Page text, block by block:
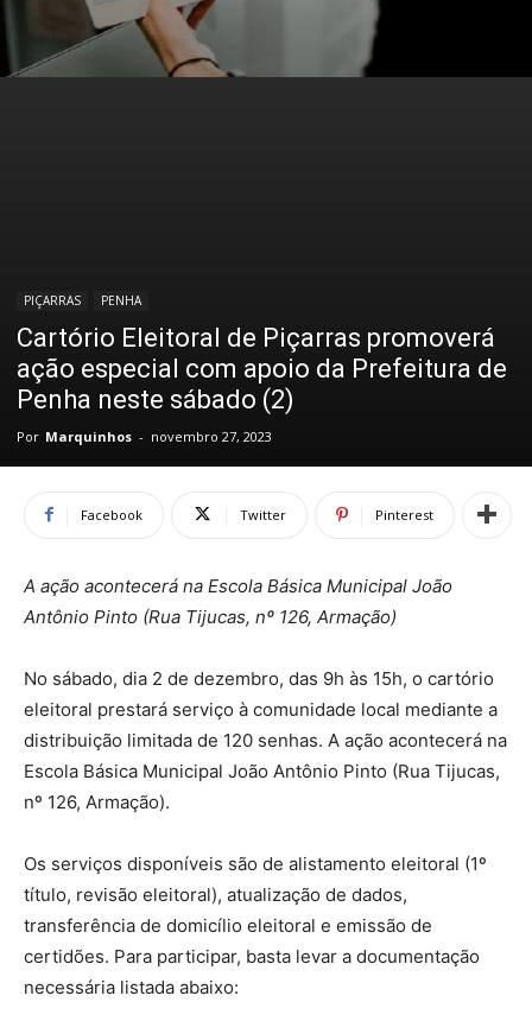
PIÇARRAS PENHA
Cartório Eleitoral de Piçarras promoverá
ação especial com apoio da Prefeitura de
Penha neste sábado (2)
Por Marquinhos - novembro 27, 2023
Facebook Twitter Pinterest
A ação acontecerá na Escola Básica Municipal João
Antônio Pinto (Rua Tijucas, nº 126, Armação)
No sábado, dia 2 de dezembro, das 9h às 15h, o cartório
eleitoral prestará serviço à comunidade local mediante a
distribuição limitada de 120 senhas. A ação acontecerá na
Escola Básica Municipal João Antônio Pinto (Rua Tijucas,
nº 126, Armação).
Os serviços disponíveis são de alistamento eleitoral (1º
título, revisão eleitoral), atualização de dados,
transferência de domicílio eleitoral e emissão de
certidões. Para participar, basta levar a documentação
necessária listada abaixo: